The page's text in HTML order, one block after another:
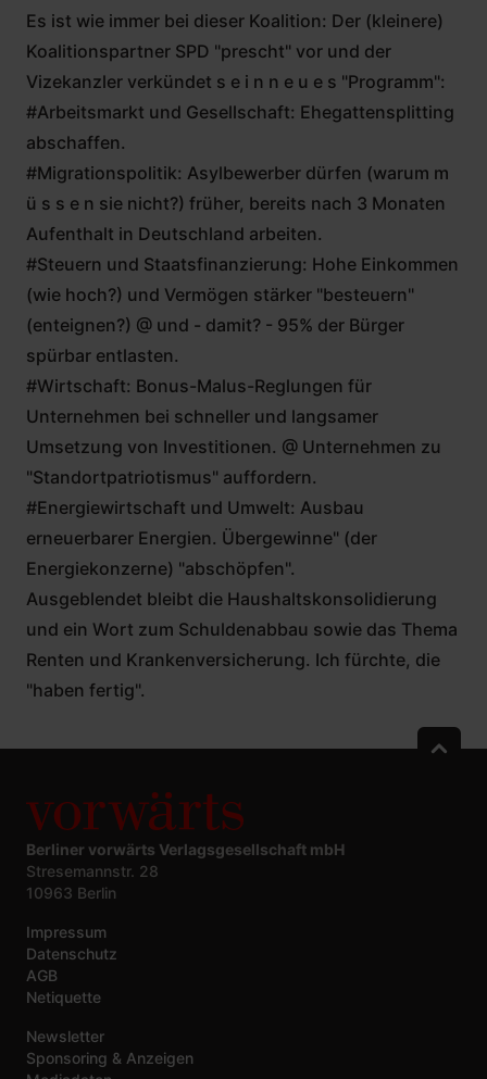
Es ist wie immer bei dieser Koalition: Der (kleinere)
Koalitionspartner SPD "prescht" vor und der
Vizekanzler verkündet s e i n n e u e s "Programm":
#Arbeitsmarkt und Gesellschaft: Ehegattensplitting
abschaffen.
#Migrationspolitik: Asylbewerber dürfen (warum m
ü s s e n sie nicht?) früher, bereits nach 3 Monaten
Aufenthalt in Deutschland arbeiten.
#Steuern und Staatsfinanzierung: Hohe Einkommen
(wie hoch?) und Vermögen stärker "besteuern"
(enteignen?) @ und - damit? - 95% der Bürger
spürbar entlasten.
#Wirtschaft: Bonus-Malus-Reglungen für
Unternehmen bei schneller und langsamer
Umsetzung von Investitionen. @ Unternehmen zu
"Standortpatriotismus" auffordern.
#Energiewirtschaft und Umwelt: Ausbau
erneuerbarer Energien. Übergewinne" (der
Energiekonzerne) "abschöpfen".
Ausgeblendet bleibt die Haushaltskonsolidierung
und ein Wort zum Schuldenabbau sowie das Thema
Renten und Krankenversicherung. Ich fürchte, die
"haben fertig".
Berliner vorwärts Verlagsgesellschaft mbH
Stresemannstr. 28
10963 Berlin
Impressum
Datenschutz
AGB
Netiquette
Newsletter
Sponsoring & Anzeigen